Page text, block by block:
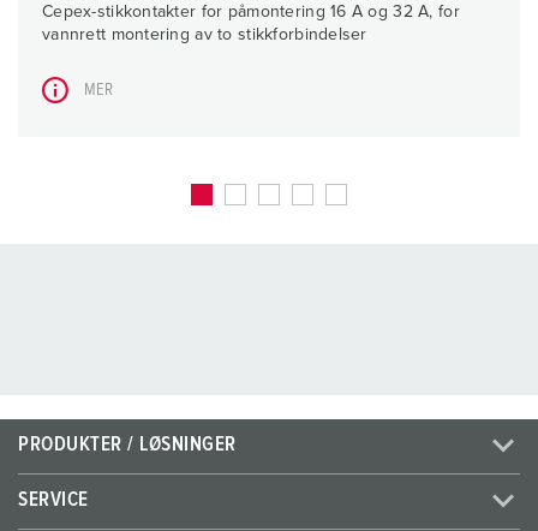
Cepex-stikkontakter for påmontering 16 A og 32 A, for
vannrett montering av to stikkforbindelser
MER
PRODUKTER / LØSNINGER
SERVICE